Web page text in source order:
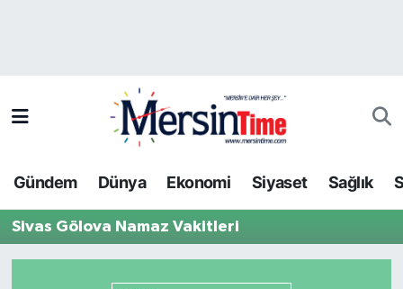
Gündem Dünya Ekonomi Siyaset Sağlık
Sivas Gölova Namaz Vakitleri
Bilim-Teknoloji
Dünya
Trafik Durumu
Tüm Manşetler